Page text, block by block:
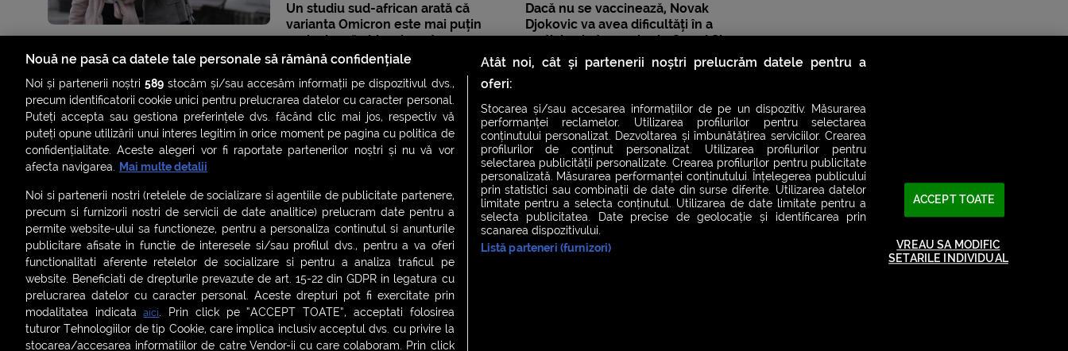
Un studiu sud-african arată că
varianta Omicron este mai puțin
periculoasă chiar și pentru
nevaccinați
Dacă nu se vaccinează, Novak
Djokovic va avea dificultăți în a
participa la turneele de Grand Slam
din 2022
ȘTIRI SMART SHORTS LIVE FEVER BRUNCH FEVER NIGHT FEVER
ASCULTĂ ACUM RADIOURILE SMART
Termeni și condiții Politica de confidențialitate | Politica de cookies Contact
Contact:office@smartradio.ro
Nouă ne pasă ca datele tale personale să rămână confidențiale
Noi și partenerii noștri589 stocăm și/sau accesăm informații pe dispozitivul dvs.,
precum identificatorii cookie unici pentru prelucrarea datelor cu caracter personal.
Puteți accepta sau gestiona preferințele dvs. făcând clic mai jos, respectiv vă
puteți opune utilizării unui interes legitim în orice moment pe pagina cu politica de
confidențialitate. Aceste alegeri vor fi raportate partenerilor noștri și nu vă vor
afecta navigarea. Mai multe detalii
Noi si partenerii nostri (retelele de socializare si agentiile de publicitate partenere,
precum si furnizorii nostri de servicii de date analitice) prelucram date pentru a
permite website-ului sa functioneze, pentru a personaliza continutul si anunturile
publicitare afisate in functie de interesele si/sau profilul dvs., pentru a va oferi
functionalitati aferente retelelor de socializare si pentru a analiza traficul pe
website. Beneficiati de drepturile prevazute de art. 15-22 din GDPR in legatura cu
prelucrarea datelor cu caracter personal. Aceste drepturi pot fi exercitate prin
modalitatea indicataaici. Prin click pe “ACCEPT TOATE”, acceptati folosirea
tuturor Tehnologiilor de tip Cookie, care implica inclusiv acceptul dvs. cu privire la
stocarea/accesarea informatiilor de catre Vendor-ii cu care colaboram. Prin click
Atât noi, cât și partenerii noștri prelucrăm datele pentru a
oferi:
Stocarea și/sau accesarea informațiilor de pe un dispozitiv. Măsurarea
performanței reclamelor. Utilizarea profilurilor pentru selectarea
conținutului personalizat. Dezvoltarea și îmbunătățirea serviciilor. Crearea
profilurilor de conținut personalizat. Utilizarea profilurilor pentru
selectarea publicității personalizate. Crearea profilurilor pentru publicitate
personalizată. Măsurarea performanței conținutului. Înțelegerea publicului
prin statistici sau combinații de date din surse diferite. Utilizarea datelor
limitate pentru a selecta conținutul. Utilizarea de date limitate pentru a
selecta publicitatea. Date precise de geolocație și identificarea prin
scanarea dispozitivului.
Listă parteneri (furnizori)
ACCEPT TOATE
VREAU SA MODIFIC
SETARILE INDIVIDUAL